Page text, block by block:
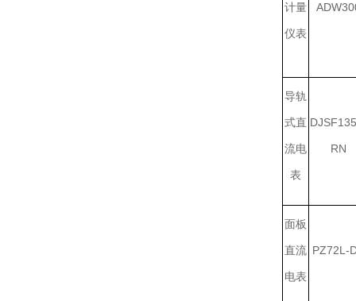
计量
仪表
导轨
式直
流电
表
RN
面板
直流
电表
PZ72L-